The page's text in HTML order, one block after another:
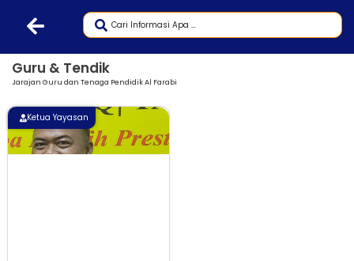
Guru & Tendik
Jarajan Guru dan Tenaga Pendidik Al Farabi
Ketua Yayasan